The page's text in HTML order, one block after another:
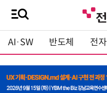
AI·SW 반도체 전자